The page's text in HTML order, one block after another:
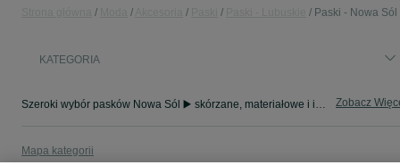
Paski - Nowa Sól
KATEGORIA
Szeroki wybór pasków Nowa Sól ▶️ skórzane, materiałowe i inne ✅ Nowe i używane w dobrych cenach ✌ Znajdź najlepsze ogłoszenia na OLX.pl! Zobacz
Mapa kategorii